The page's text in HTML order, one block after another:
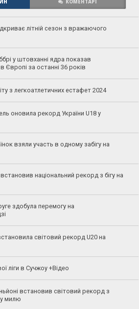
КОМЕНТАРІ
літній сезон з вражаючого
у штовханні ядра показав
Європі за останні 36 років
з легкоатлетичних естафет 2024
оновила рекорд України U18 у
взяли участь в одному забігу на
національний рекорд з бігу на
здобула перемогу на
світовий рекорд U20 на
ліги в Сучжоу +Відео
встановив світовий рекорд з
милю